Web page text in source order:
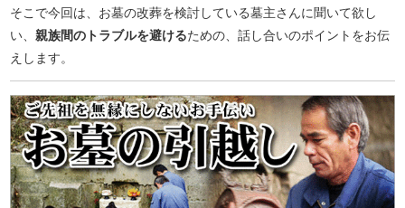
そこで今回は、お墓の改葬を検討している墓主さんに聞いて欲し
い、親族間のトラブルを避けるための、話し合いのポイントをお伝
えします。